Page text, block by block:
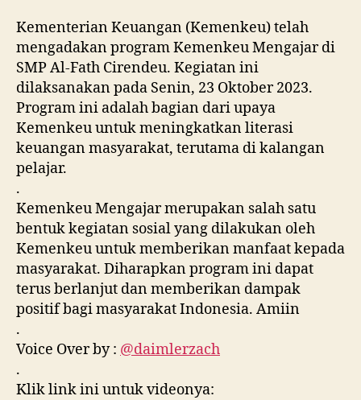
Kementerian Keuangan (Kemenkeu) telah
mengadakan program Kemenkeu Mengajar di
SMP Al-Fath Cirendeu. Kegiatan ini
dilaksanakan pada Senin, 23 Oktober 2023.
Program ini adalah bagian dari upaya
Kemenkeu untuk meningkatkan literasi
keuangan masyarakat, terutama di kalangan
pelajar.
.
Kemenkeu Mengajar merupakan salah satu
bentuk kegiatan sosial yang dilakukan oleh
Kemenkeu untuk memberikan manfaat kepada
masyarakat. Diharapkan program ini dapat
terus berlanjut dan memberikan dampak
positif bagi masyarakat Indonesia. Amiin
.
Voice Over by : @daimlerzach
.
Klik link ini untuk videonya: